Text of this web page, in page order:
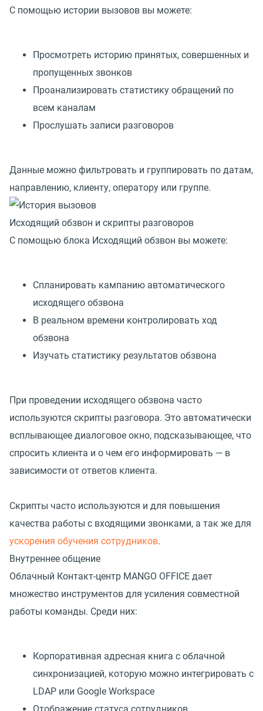
С помощью истории вызовов вы можете:
Просмотреть историю принятых, совершенных и
пропущенных звонков
Проанализировать статистику обращений по
всем каналам
Прослушать записи разговоров
Данные можно фильтровать и группировать по датам,
направлению, клиенту, оператору или группе.
Исходящий обзвон и скрипты разговоров
С помощью блока Исходящий обзвон вы можете:
Спланировать кампанию автоматического
исходящего обзвона
В реальном времени контролировать ход
обзвона
Изучать статистику результатов обзвона
При проведении исходящего обзвона часто
используются скрипты разговора. Это автоматически
всплывающее диалоговое окно, подсказывающее, что
спросить клиента и о чем его информировать — в
зависимости от ответов клиента.
Скрипты часто используются и для повышения
качества работы с входящими звонками, а так же для
ускорения обучения сотрудников.
Внутреннее общение
Облачный Контакт-центр MANGO OFFICE дает
множество инструментов для усиления совместной
работы команды. Среди них:
Корпоративная адресная книга с облачной
синхронизацией, которую можно интегрировать с
LDAP или Google Workspace